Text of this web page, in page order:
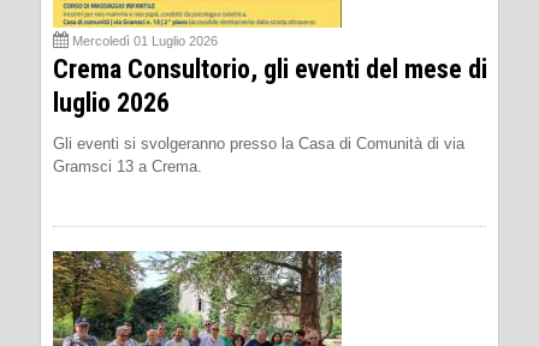
Mercoledì 01 Luglio 2026
Crema Consultorio, gli eventi del mese di
luglio 2026
Gli eventi si svolgeranno presso la Casa di Comunità di via
Gramsci 13 a Crema.